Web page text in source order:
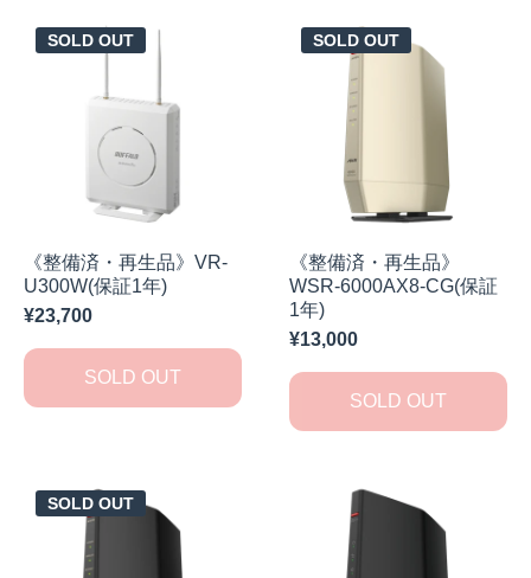
SOLD OUT
《整備済・再生品》VR-
U300W(保証1年)
¥23,700
SOLD OUT
SOLD OUT
《整備済・再生品》
WSR-6000AX8-CG(保証
1年)
¥13,000
SOLD OUT
SOLD OUT